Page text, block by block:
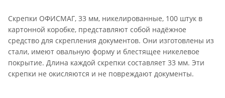
Скрепки ОФИСМАГ, 33 мм, никелированные, 100 штук в
картонной коробке, представляют собой надёжное
средство для скрепления документов. Они изготовлены из
стали, имеют овальную форму и блестящее никелевое
покрытие. Длина каждой скрепки составляет 33 мм. Эти
скрепки не окисляются и не повреждают документы.